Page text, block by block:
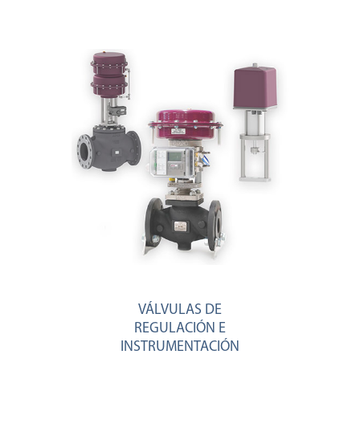
VÁLVULAS DE
REGULACIÓN E
INSTRUMENTACIÓN